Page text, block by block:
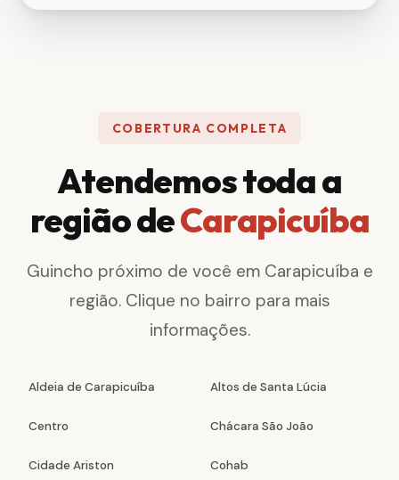
COBERTURA COMPLETA
Atendemos toda a
região deCarapicuíba
Guincho próximo de você em Carapicuíba e
região. Clique no bairro para mais
informações.
Aldeia de Carapicuíba Altos de Santa Lúcia
Centro Chácara São João
Cidade Ariston Cohab